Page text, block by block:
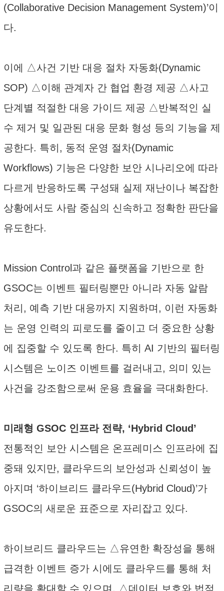
(Collaborative Decision Management System)’이
다.
이에 △사건 기반 대응 절차 자동화(Dynamic
SOP) △이해 관계자 간 협업 환경 제공 △사고
단계별 적절한 대응 가이드 제공 △반복적인 실
수 제거 및 일관된 대응 문화 형성 등의 기능을 제
공한다. 특히, 동적 운영 절차(Dynamic
Workflows) 기능은 다양한 보안 시나리오에 따라
다르게 반응하도록 구성돼 실제 재난이나 복잡한
상황에서도 사람 중심의 신속하고 정확한 판단을
유도한다.
Mission Control과 같은 플랫폼을 기반으로 한
GSOC는 이벤트 필터링뿐만 아니라 자동 알람
처리, 예측 기반 대응까지 지원하며, 이런 자동화
는 운영 인력의 피로도를 줄이고 더 중요한 상황
에 집중할 수 있도록 한다. 특히 AI 기반의 필터링
시스템은 노이즈 이벤트를 걸러내고, 의미 있는
사건을 강조함으로써 운용 효율을 극대화한다.
미래형 GSOC 인프라 전략, ‘Hybrid Cloud’
전통적인 보안 시스템은 온프레미스 인프라에 집
중돼 있지만, 클라우드의 보안성과 신뢰성이 높
아지며 ‘하이브리드 클라우드(Hybrid Cloud)’가
GSOC의 새로운 표준으로 자리잡고 있다.
하이브리드 클라우드는 △유연한 확장성을 통해
급격한 이벤트 증가 시에도 클라우드를 통해 처
리량을 확대할 수 있으며, △데이터 보호와 법적